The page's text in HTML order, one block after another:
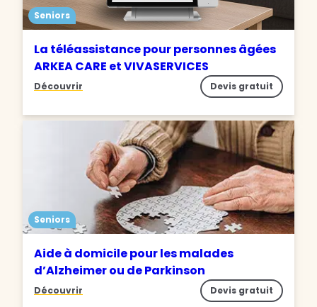
Seniors
La téléassistance pour personnes âgées
ARKEA CARE et VIVASERVICES
Découvrir Devis gratuit
Seniors
Aide à domicile pour les malades
d’Alzheimer ou de Parkinson
Découvrir Devis gratuit